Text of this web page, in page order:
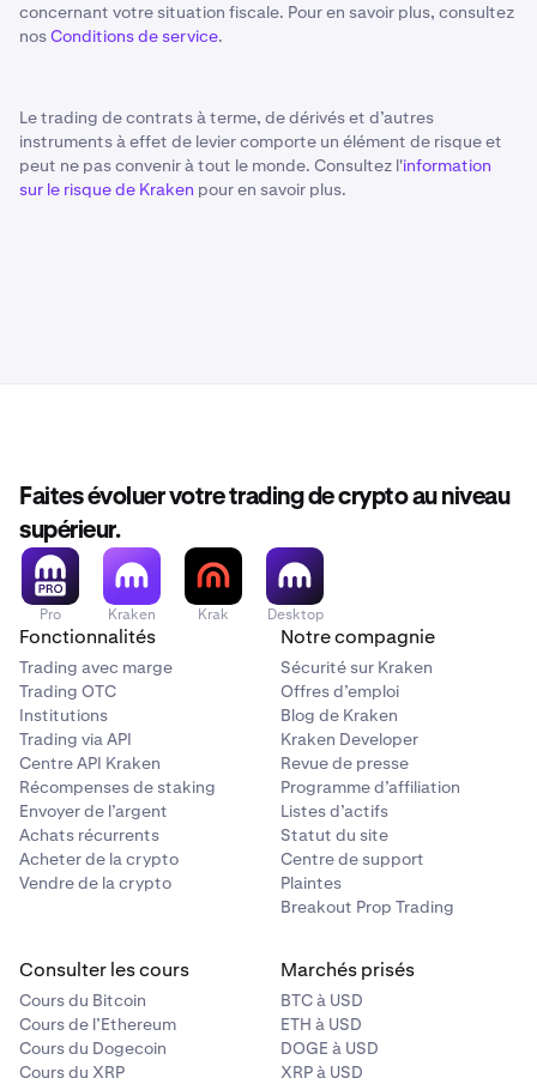
concernant votre situation fiscale. Pour en savoir plus, consultez
nosConditions de service.
Le trading de contrats à terme, de dérivés et d’autres
instruments à effet de levier comporte un élément de risque et
peut ne pas convenir à tout le monde. Consultez l'information
sur le risque de Kraken pour en savoir plus.
Faites évoluer votre trading de crypto au niveau
supérieur.
Pro Kraken Krak Desktop
Fonctionnalités
Trading avec marge
Trading OTC
Institutions
Trading via API
Centre API Kraken
Récompenses de staking
Envoyer de l’argent
Achats récurrents
Acheter de la crypto
Vendre de la crypto
Notre compagnie
Sécurité sur Kraken
Offres d’emploi
Blog de Kraken
Kraken Developer
Revue de presse
Programme d’affiliation
Listes d’actifs
Statut du site
Centre de support
Plaintes
Breakout Prop Trading
Consulter les cours
Cours du Bitcoin
Cours de l’Ethereum
Cours du Dogecoin
Cours du XRP
Marchés prisés
BTC à USD
ETH à USD
DOGE à USD
XRP à USD